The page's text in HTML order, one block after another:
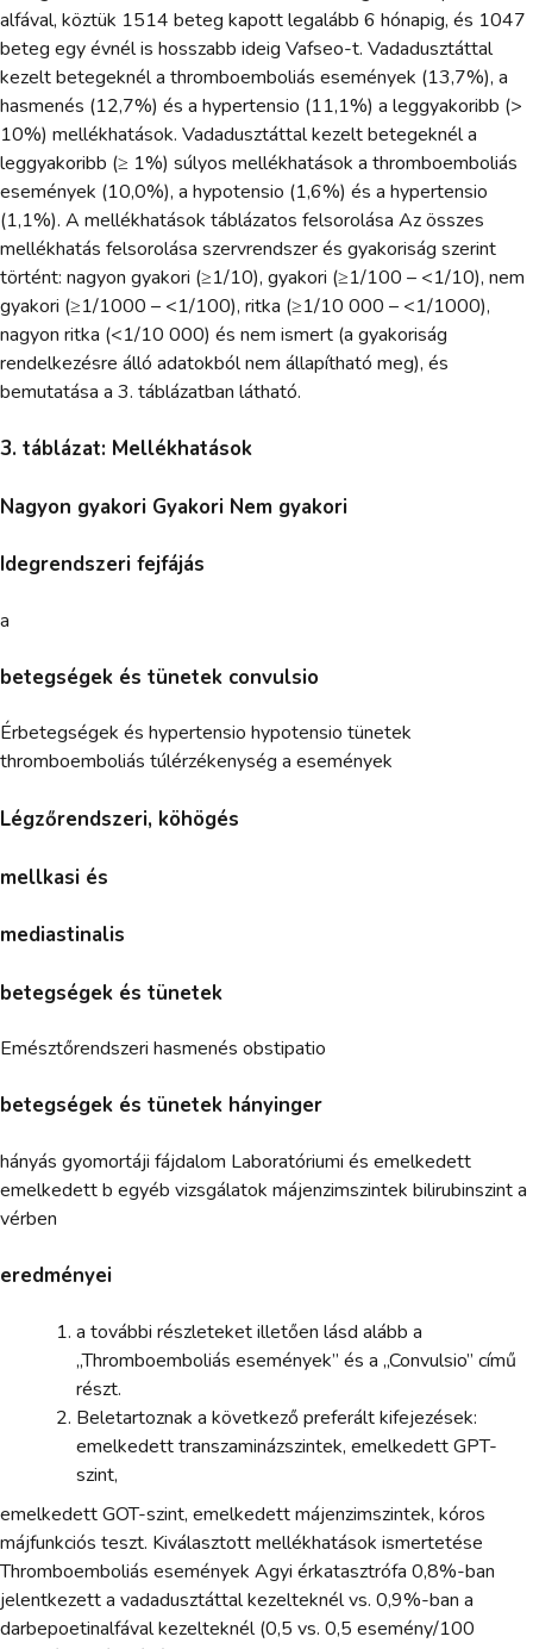
alfával, köztük 1514 beteg kapott legalább 6 hónapig, és 1047
beteg egy évnél is hosszabb ideig Vafseo-t. Vadadusztáttal
kezelt betegeknél a thromboemboliás események (13,7%), a
hasmenés (12,7%) és a hypertensio (11,1%) a leggyakoribb (>
10%) mellékhatások. Vadadusztáttal kezelt betegeknél a
leggyakoribb (≥ 1%) súlyos mellékhatások a thromboemboliás
események (10,0%), a hypotensio (1,6%) és a hypertensio
(1,1%). A mellékhatások táblázatos felsorolása Az összes
mellékhatás felsorolása szervrendszer és gyakoriság szerint
történt: nagyon gyakori (≥1/10), gyakori (≥1/100 – <1/10), nem
gyakori (≥1/1000 – <1/100), ritka (≥1/10 000 – <1/1000),
nagyon ritka (<1/10 000) és nem ismert (a gyakoriság
rendelkezésre álló adatokból nem állapítható meg), és
bemutatása a 3. táblázatban látható.
3. táblázat: Mellékhatások
Nagyon gyakori Gyakori Nem gyakori
Idegrendszeri fejfájás
a
betegségek és tünetek convulsio
Érbetegségek és hypertensio hypotensio tünetek
thromboemboliás túlérzékenység a események
Légzőrendszeri, köhögés
mellkasi és
mediastinalis
betegségek és tünetek
Emésztőrendszeri hasmenés obstipatio
betegségek és tünetek hányinger
hányás gyomortáji fájdalom Laboratóriumi és emelkedett
emelkedett b egyéb vizsgálatok májenzimszintek bilirubinszint a
vérben
eredményei
a további részleteket illetően lásd alább a
„Thromboemboliás események” és a „Convulsio” című
részt.
Beletartoznak a következő preferált kifejezések:
emelkedett transzaminázszintek, emelkedett GPT-
szint,
emelkedett GOT-szint, emelkedett májenzimszintek, kóros
májfunkciós teszt. Kiválasztott mellékhatások ismertetése
Thromboemboliás események Agyi érkatasztrófa 0,8%-ban
jelentkezett a vadadusztáttal kezelteknél vs. 0,9%-ban a
darbepoetinalfával kezelteknél (0,5 vs. 0,5 esemény/100